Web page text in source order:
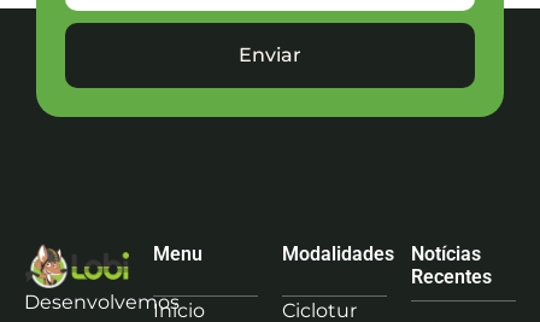
Enviar
Desenvolvemos
Menu
Início
Modalidades
Ciclotur
Notícias
Recentes